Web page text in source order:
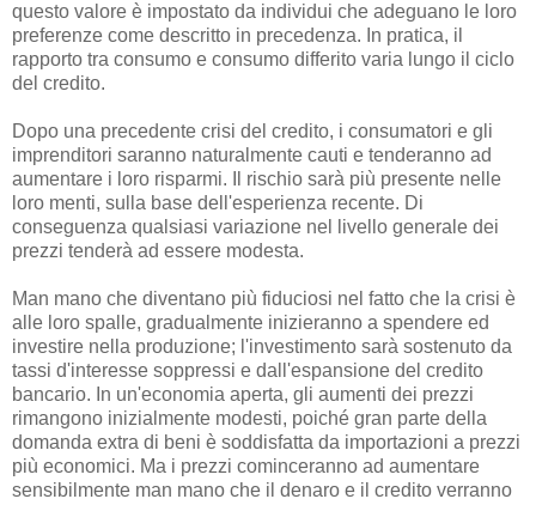
questo valore è impostato da individui che adeguano le loro
preferenze come descritto in precedenza. In pratica, il
rapporto tra consumo e consumo differito varia lungo il ciclo
del credito.
Dopo una precedente crisi del credito, i consumatori e gli
imprenditori saranno naturalmente cauti e tenderanno ad
aumentare i loro risparmi. Il rischio sarà più presente nelle
loro menti, sulla base dell'esperienza recente. Di
conseguenza qualsiasi variazione nel livello generale dei
prezzi tenderà ad essere modesta.
Man mano che diventano più fiduciosi nel fatto che la crisi è
alle loro spalle, gradualmente inizieranno a spendere ed
investire nella produzione; l'investimento sarà sostenuto da
tassi d'interesse soppressi e dall'espansione del credito
bancario. In un'economia aperta, gli aumenti dei prezzi
rimangono inizialmente modesti, poiché gran parte della
domanda extra di beni è soddisfatta da importazioni a prezzi
più economici. Ma i prezzi cominceranno ad aumentare
sensibilmente man mano che il denaro e il credito verranno